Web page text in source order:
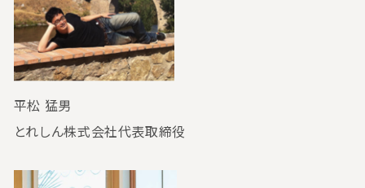
平松 猛男
とれしん株式会社代表取締役